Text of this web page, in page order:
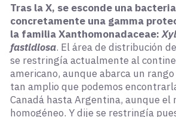
Tras la X, se esconde una
concretamente una gamma
la familia Xanthomonadaceae:
fastidiosa. El área de distribución
se restringía actualmente al
americano, aunque abarca un
tan amplio que podemos
Canadá hasta Argentina, aunque el
homogéneo. Y dije se restringía